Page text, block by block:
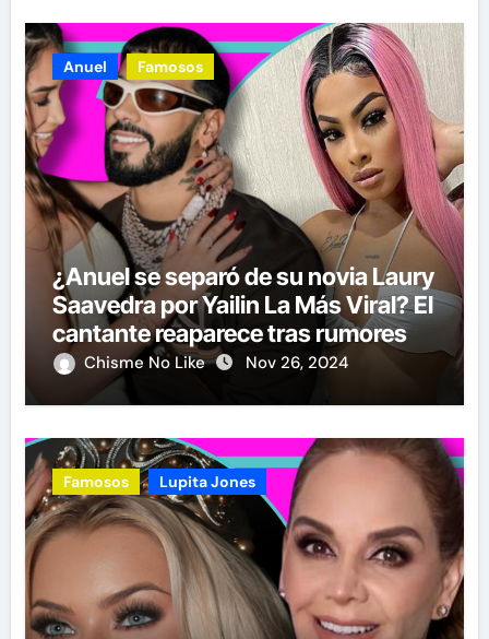
Anuel Famosos
¿Anuel se separó de su novia Laury
Saavedra por Yailin La Más Viral? El
cantante reaparece tras rumores
Chisme No Like Nov 26, 2024
Famosos Lupita Jones